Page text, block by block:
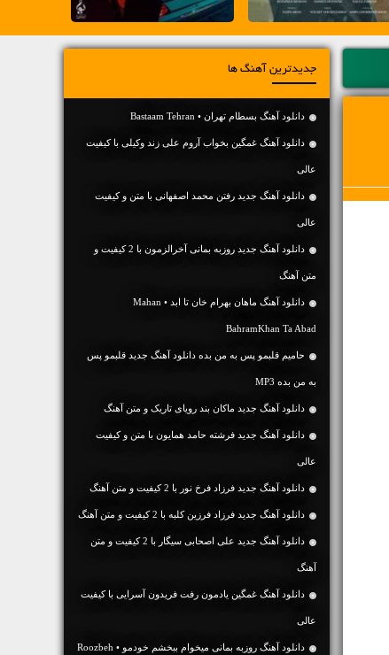
جدیدترین آهنگ ها
دانلود آهنگ بسطام تهران • Bastaam Tehran
دانلود آهنگ غمگین بخواب آروم علی زند وکیلی با کیفیت
عالی
دانلود آهنگ جديد رفتن محمد اصفهانی با متن و کیفیت
عالی
دانلود آهنگ جديد روزبه بمانی آخرالزمون با 2 کیفیت و
متن آهنگ
دانلود آهنگ ماهان بهرام خان تا ابد • Mahan
BahramKhan Ta Abad
حامیم قلبمو پس به من بده دانلود آهنگ جدید قلبمو پس
به من بده MP3
دانلود آهنگ جديد ماکان بند رویای تاریک و متن آهنگ
دانلود آهنگ جديد فرشته حامد همایون با متن و کیفیت
عالی
دانلود آهنگ جديد فرزاد فرخ نور با 2 کیفیت و متن آهنگ
دانلود آهنگ جديد فرزاد فرزین کلبه با 2 کیفیت و متن آهنگ
دانلود آهنگ جديد علی اصحابی سیگار با 2 کیفیت و متن
آهنگ
دانلود آهنگ غمگین یادمون رفت فریدون آسرایی با کیفیت
عالی
دانلود آهنگ روزبه بمانی میخوام ببخشم خودمو • Roozbeh